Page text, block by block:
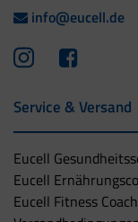
info@eucell.de
Service & Versand
Eucell
Eucell
Eucell Fitness Coach